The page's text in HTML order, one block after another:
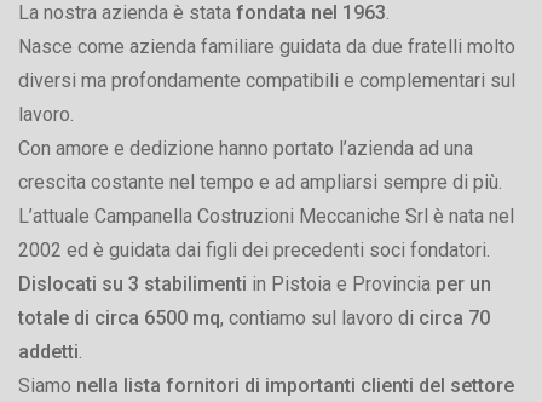
La nostra azienda è stata fondata nel 1963.
Nasce come azienda familiare guidata da due fratelli molto
diversi ma profondamente compatibili e complementari sul
lavoro.
Con amore e dedizione hanno portato l’azienda ad una
crescita costante nel tempo e ad ampliarsi sempre di più.
L’attuale Campanella Costruzioni Meccaniche Srl è nata nel
2002 ed è guidata dai figli dei precedenti soci fondatori.
Dislocati su 3 stabilimenti in Pistoia e Provincia per un
totale di circa 6500 mq, contiamo sul lavoro di circa 70
addetti.
Siamo nella lista fornitori di importanti clienti del settore